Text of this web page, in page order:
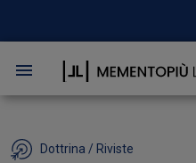
Dottrina / Riviste